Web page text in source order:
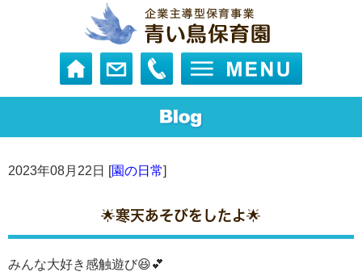
2023年08月22日 [園の日常]
🌟寒天あそびをしたよ🌟
みんな大好き感触遊び😆💕